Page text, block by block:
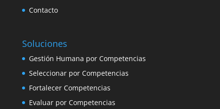
Contacto
Soluciones
Gestión Humana por Competencias
Seleccionar por Competencias
Fortalecer Competencias
Evaluar por Competencias